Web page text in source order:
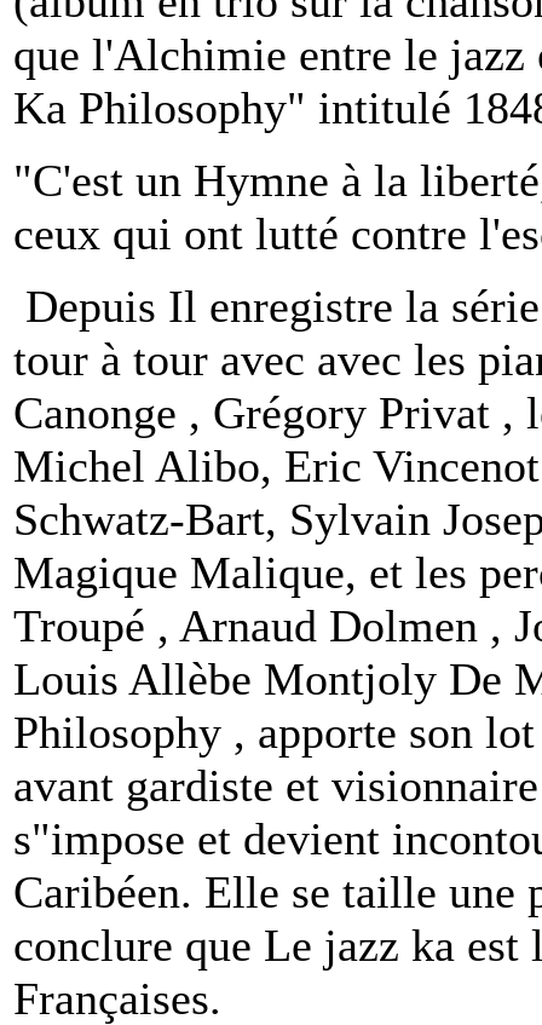
que l'Alchimie entre le jazz
Ka Philosophy" intitulé
"C'est un Hymne à la
ceux qui ont lutté contre
Depuis Il enregistre la
tour à tour avec avec les
Canonge , Grégory Privat ,
Michel Alibo, Eric Vincenot
Schwatz-Bart, Sylvain
Magique Malique, et les
Troupé , Arnaud Dolmen ,
Louis Allèbe Montjoly De
Philosophy , apporte son
avant gardiste et
s"impose et devient
Caribéen. Elle se taille une
conclure que Le jazz ka est
Françaises.